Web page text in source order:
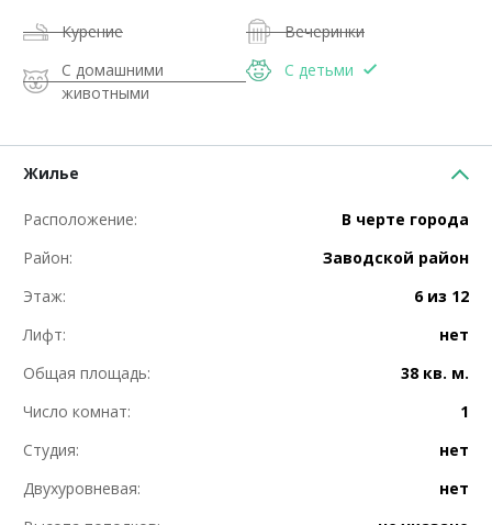
Курение
Вечеринки
С домашними
животными
С детьми
Жилье
Расположение:
В черте города
Район:
Заводской район
Этаж:
6 из 12
Лифт:
нет
Общая площадь:
38 кв. м.
Число комнат:
1
Студия:
нет
Двухуровневая:
нет